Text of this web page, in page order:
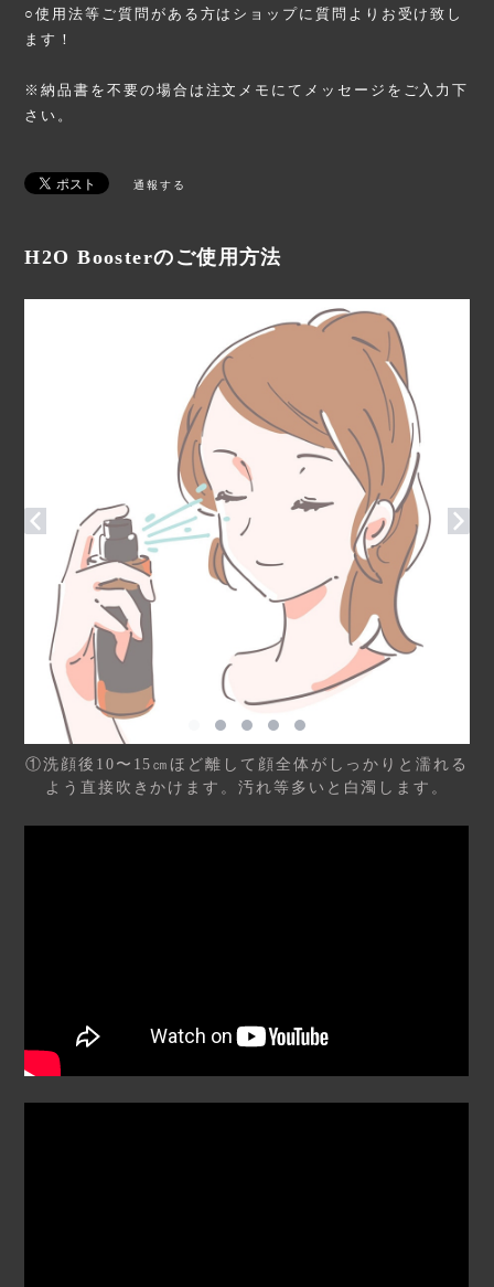
○使用法等ご質問がある方はショップに質問よりお受け致し
ます！
※納品書を不要の場合は注文メモにてメッセージをご入力下
さい。
通報する
H2O Boosterのご使用方法
①洗顔後10〜15㎝ほど離して顔全体がしっかりと濡れる
よう直接吹きかけます。汚れ等多いと白濁します。